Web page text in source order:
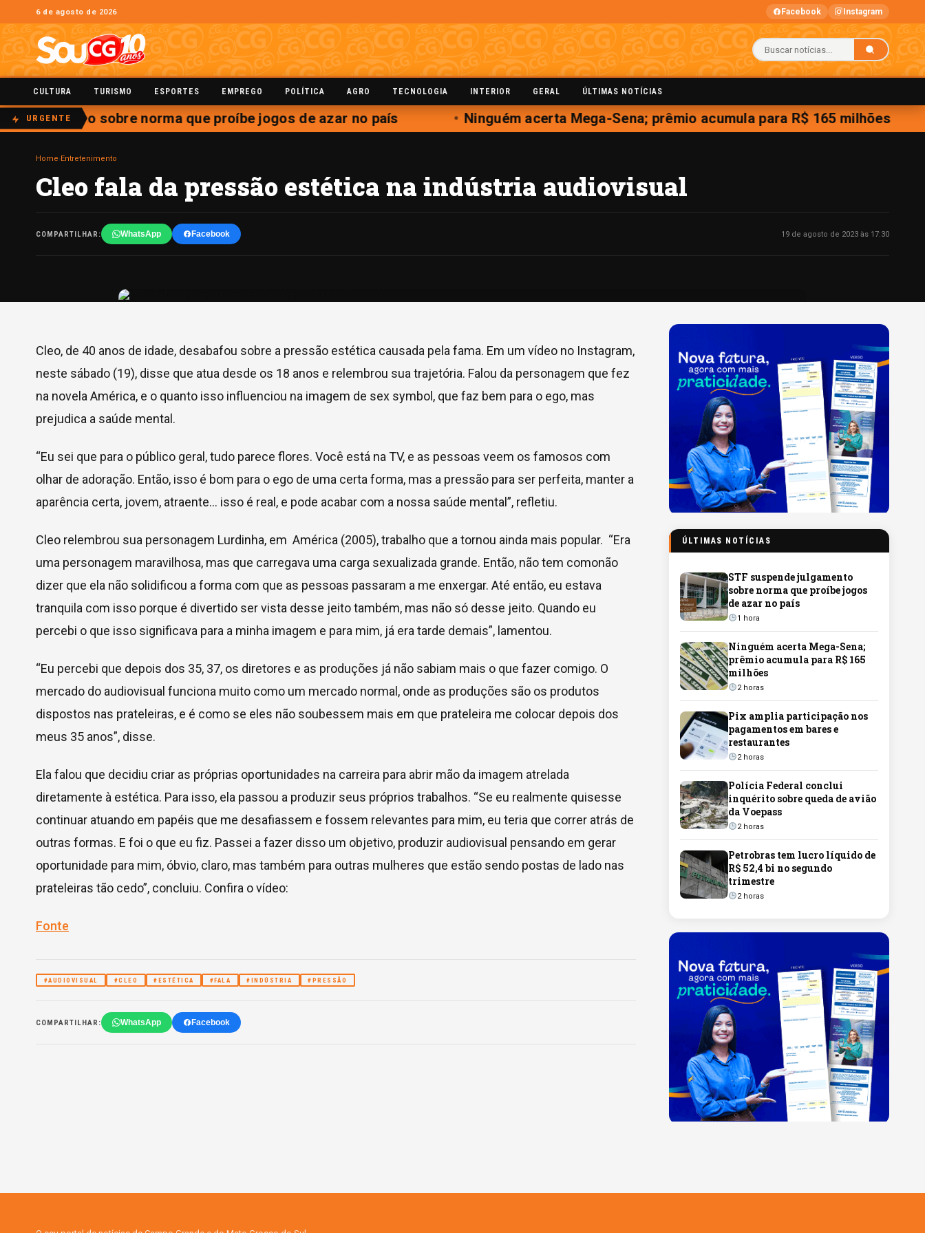
6 de agosto de 2026 Facebook Instagram
CULTURA TURISMO ESPORTES EMPREGO POLÍTICA AGRO TECNOLOGIA INTERIOR GERAL ÚLTIMAS NOTÍCIAS
URGENTE
julgamento sobre norma que proíbe jogos de azar no país Ninguém acerta Mega-Sena; prêmio acumula para R$ 165 milhões
Home Entretenimento
Cleo fala da pressão estética na indústria audiovisual
COMPARTILHAR: WhatsApp Facebook 19 de agosto de 2023 às 17:30
Cleo, de 40 anos de idade, desabafou sobre a pressão estética causada pela fama. Em um vídeo no Instagram,
neste sábado (19), disse que atua desde os 18 anos e relembrou sua trajetória. Falou da personagem que fez
na novela América, e o quanto isso influenciou na imagem de sex symbol, que faz bem para o ego, mas
prejudica a saúde mental.
“Eu sei que para o público geral, tudo parece flores. Você está na TV, e as pessoas veem os famosos com
olhar de adoração. Então, isso é bom para o ego de uma certa forma, mas a pressão para ser perfeita, manter a
aparência certa, jovem, atraente… isso é real, e pode acabar com a nossa saúde mental”, refletiu.
Cleo relembrou sua personagem Lurdinha, em América (2005), trabalho que a tornou ainda mais popular. “Era
uma personagem maravilhosa, mas que carregava uma carga sexualizada grande. Então, não tem comonão
dizer que ela não solidificou a forma com que as pessoas passaram a me enxergar. Até então, eu estava
tranquila com isso porque é divertido ser vista desse jeito também, mas não só desse jeito. Quando eu
percebi o que isso significava para a minha imagem e para mim, já era tarde demais”, lamentou.
“Eu percebi que depois dos 35, 37, os diretores e as produções já não sabiam mais o que fazer comigo. O
mercado do audiovisual funciona muito como um mercado normal, onde as produções são os produtos
dispostos nas prateleiras, e é como se eles não soubessem mais em que prateleira me colocar depois dos
meus 35 anos”, disse.
Ela falou que decidiu criar as próprias oportunidades na carreira para abrir mão da imagem atrelada
diretamente à estética. Para isso, ela passou a produzir seus próprios trabalhos. “Se eu realmente quisesse
continuar atuando em papéis que me desafiassem e fossem relevantes para mim, eu teria que correr atrás de
outras formas. E foi o que eu fiz. Passei a fazer disso um objetivo, produzir audiovisual pensando em gerar
oportunidade para mim, óbvio, claro, mas também para outras mulheres que estão sendo postas de lado nas
prateleiras tão cedo”, concluiu. Confira o vídeo:
Fonte
#AUDIOVISUAL #CLEO #ESTÉTICA #FALA #INDÚSTRIA #PRESSÃO
COMPARTILHAR: WhatsApp Facebook
ÚLTIMAS NOTÍCIAS
STF suspende julgamento
sobre norma que proíbe jogos
de azar no país
1 hora
Ninguém acerta Mega-Sena;
prêmio acumula para R$ 165
milhões
2 horas
Pix amplia participação nos
pagamentos em bares e
restaurantes
2 horas
Polícia Federal conclui
inquérito sobre queda de avião
da Voepass
2 horas
Petrobras tem lucro líquido de
R$ 52,4 bi no segundo
trimestre
2 horas